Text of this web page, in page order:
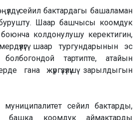
сейил бактардагы башаламан
Шаар башчысы коомдук
колдонулушу керектигин,
шаар тургундарынын эс
тартипте, атайын
гана жүргүзүлүшү зарылдыгын
сейил бактарды,
башка коомдук аймактарды